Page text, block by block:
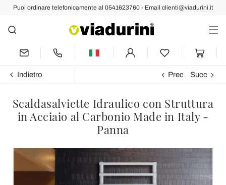
Puoi ordinare telefonicamente al 0541623760 - Email clienti@viadurini.it
Indietro Prec Succ
Scaldasalviette Idraulico con Struttura
in Acciaio al Carbonio Made in Italy -
Panna